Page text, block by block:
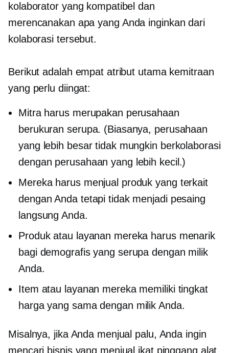
kolaborator yang kompatibel dan
merencanakan apa yang Anda inginkan dari
kolaborasi tersebut.
Berikut adalah empat atribut utama kemitraan
yang perlu diingat:
Mitra harus merupakan perusahaan
berukuran serupa. (Biasanya, perusahaan
yang lebih besar tidak mungkin berkolaborasi
dengan perusahaan yang lebih kecil.)
Mereka harus menjual produk yang terkait
dengan Anda tetapi tidak menjadi pesaing
langsung Anda.
Produk atau layanan mereka harus menarik
bagi demografis yang serupa dengan milik
Anda.
Item atau layanan mereka memiliki tingkat
harga yang sama dengan milik Anda.
Misalnya, jika Anda menjual palu, Anda ingin
mencari bisnis yang menjual ikat pinggang alat,